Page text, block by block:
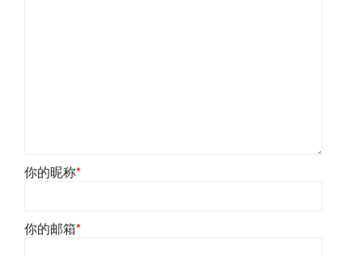
你的昵称*
你的邮箱*